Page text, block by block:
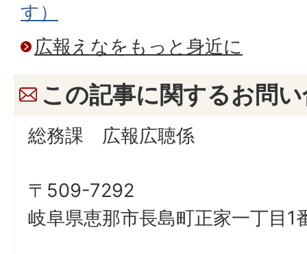
す）
広報えなをもっと身近に
この記事に関するお問
総務課 広報広聴係
〒509-7292
岐阜県恵那市長島町正家一丁目